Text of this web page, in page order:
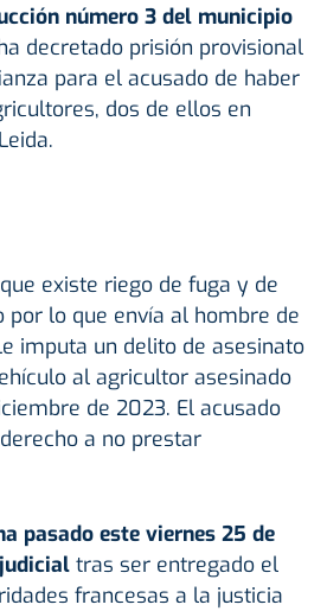
número 3 del municipio
decretado prisión provisional
para el acusado de haber
dos de ellos en
existe riego de fuga y de
por lo que envía al hombre de
imputa un delito de asesinato
al agricultor asesinado
de 2023. El acusado
a no prestar
pasado este viernes 25 de
tras ser entregado el
francesas a la justicia